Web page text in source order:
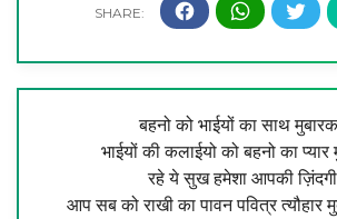
बहनो को भाईयों का साथ
भाईयों की कलाईयो को बहनो का प्यार
रहे ये सुख हमेशा आपकी
आप सब को राखी का पावन पवित्र त्यौहार